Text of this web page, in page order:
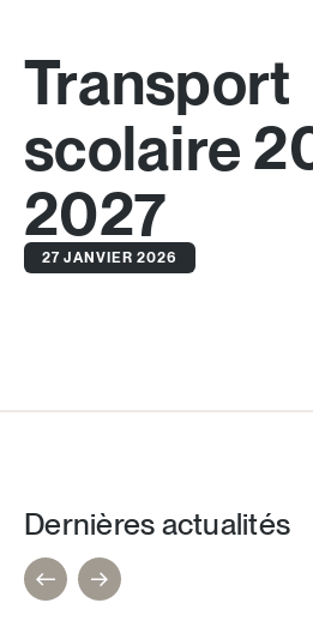
Transport
scolaire
2027
27 JANVIER 2026
Dernières actualités